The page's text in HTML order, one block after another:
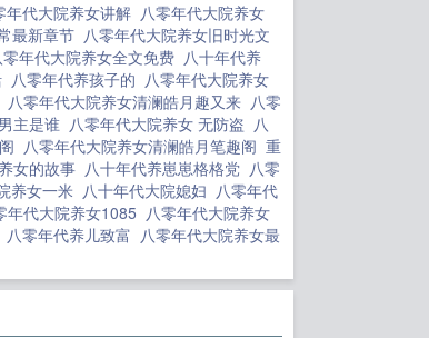
心机美人
年代大院养女讲解 八零年代大院养女
最新章节 八零年代大院养女旧时光文
零年代大院养女全文免费 八十年代养
八零年代养孩子的 八零年代大院养女
八零年代大院养女清澜皓月趣又来 八零
主是谁 八零年代大院养女 无防盗 八
八零年代大院养女清澜皓月笔趣阁 重
女的故事 八十年代养崽崽格格党 八零
养女一米 八十年代大院媳妇 八零年代
年代大院养女1085 八零年代大院养女
八零年代养儿致富 八零年代大院养女最